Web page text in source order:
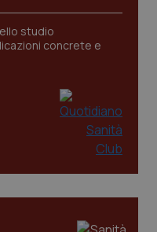
studio
concrete e